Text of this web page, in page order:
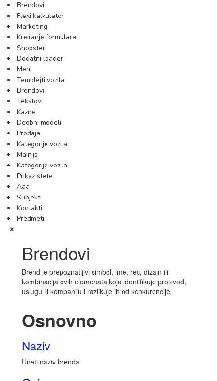
Brendovi
Flexi kalkulator
Marketing
Kreiranje formulara
Shopster
Dodatni loader
Meni
Templejti vozila
Brendovi
Tekstovi
Kazne
Deobni modeli
Prodaja
Kategorije vozila
Main.js
Kategorije vozila
Prikaz štete
Aaa
Subjekti
Kontakti
Predmeti
Brendovi
Brend je prepoznatljivi simbol, ime, reč, dizajn ili
kombinacija ovih elemenata koja identifikuje proizvod,
uslugu ili kompaniju i razlikuje ih od konkurencije.
Osnovno
Naziv
Uneti naziv brenda.